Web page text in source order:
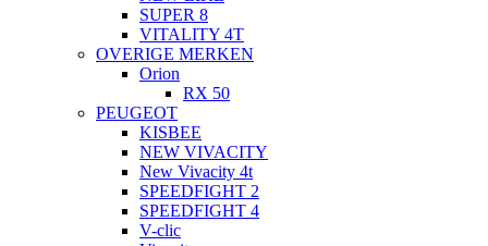
SUPER 8
VITALITY 4T
OVERIGE MERKEN
Orion
RX 50
PEUGEOT
KISBEE
NEW VIVACITY
New Vivacity 4t
SPEEDFIGHT 2
SPEEDFIGHT 4
V-clic